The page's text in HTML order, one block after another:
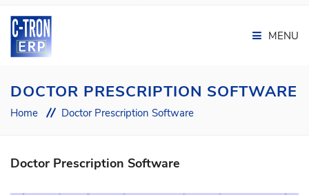
MENU
About Us
DOCTOR PRESCRIPTION SOFTWARE
Home Doctor Prescription Software
Doctor Prescription Software